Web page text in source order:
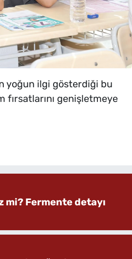
yoğun ilgi gösterdiği bu
fırsatlarını genişletmeye
mi? Fermente detayı